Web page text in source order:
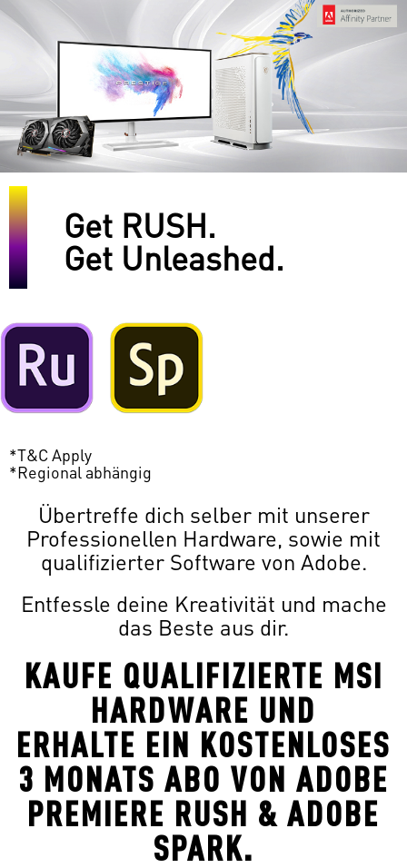
Get RUSH.
Get Unleashed.
*T&C Apply
*Regional abhängig
Übertreffe dich selber mit unserer
Professionellen Hardware, sowie mit
qualifizierter Software von Adobe.
Entfessle deine Kreativität und mache
das Beste aus dir.
KAUFE QUALIFIZIERTE MSI
HARDWARE UND
ERHALTE EIN KOSTENLOSES
3 MONATS ABO VON ADOBE
PREMIERE RUSH & ADOBE
SPARK.